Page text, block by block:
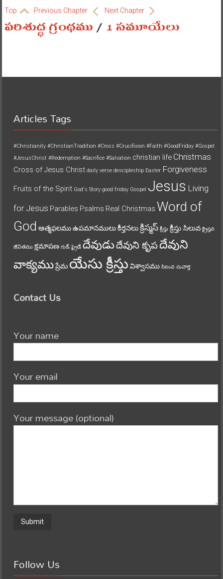
Top Previous Chapter Next Chapter
పరిశుద్ధ గ్రంథము/1 సమూయేలు
Articles Tags
#Christianity #ChristianTradition #Cross #Crucifixion #Faith #GoodFriday #Gospel
#JesusChrist #Redemption #Sacrifice #Salvation christian life Christmas
Cross of Jesus Christ daily verse descipleship Easter Forgiveness
Fruits of the Spirit God's Story good friday Gospel Jesus Living
for Jesus Parables Psalms Real Christmas Word of
God ఆత్మఫలముఉపమానములుకీర్తనలుక్రిస్మస్ క్రీస్తు క్రీస్తు సిలువ క్రైస్తవ
జీవితము క్షమాపణ గుడ్ ఫ్రైడే దేవుడుదేవుని కృపదేవుని
వాక్యముప్రేమ యేసు క్రీస్తు విశ్వాసము సిలువ సువార్త
Contact Us
Your name
Your email
Your message (optional)
Follow Us